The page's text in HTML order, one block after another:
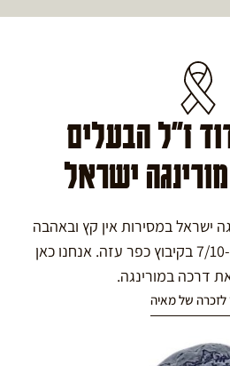
ז"ל הבעלים
ישראל
ישראל במסירות אין קץ ובאהבה
גדולה. מאיה נרצחה ב-7/10 בקיבוץ כפר עזה. אנחנו כאן
דרכה במורינגה.
לזכרה של מאיה